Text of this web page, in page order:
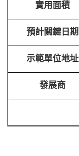
實用面積
預計關鍵日期
示範單位地址
發展商